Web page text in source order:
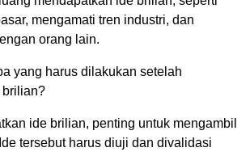
mengamati tren industri, dan
orang lain.
yang harus dilakukan setelah
brilian?
ide brilian, penting untuk mengambil
tersebut harus diuji dan divalidasi